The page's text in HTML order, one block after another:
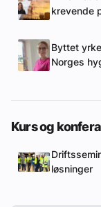
krevende
Byttet
Norges
Kurs og
løsninger